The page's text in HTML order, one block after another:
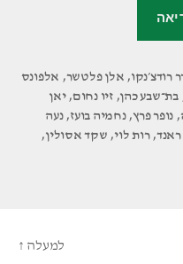
עיצבו
מחוה
למעצבים
רודצ׳נקו, אלן פלטשר, אלפונס
בת־שבע כהן,זיו נחום,יאן
, נופר פרץ,נחמיה בועז,נעה
ראנד,רות לוי, שקד אסולין,
למעלה ↑